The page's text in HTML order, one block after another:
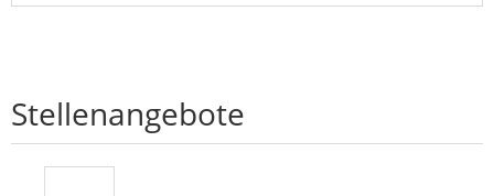
Stellenangebote